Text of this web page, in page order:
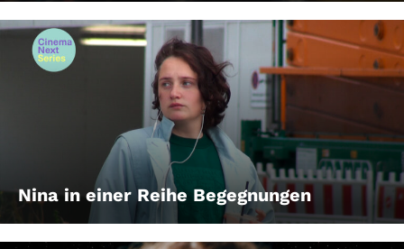
Nina in einer Reihe Begegnungen